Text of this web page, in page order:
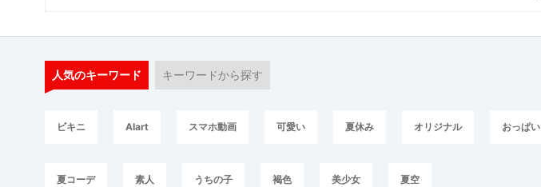
人気のキーワード キーワードから探す
ビキニ AIart スマホ動画 可愛い 夏休み オリジナル おっぱい
夏コーデ 素人 うちの子 褐色 美少女 夏空